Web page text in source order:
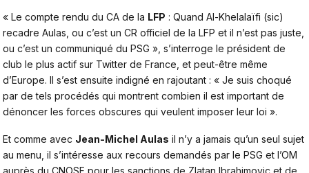
« Le compte rendu du CA de la LFP : Quand Al-Khelalaïfi (sic)
recadre Aulas, ou c’est un CR officiel de la LFP et il n’est pas juste,
ou c’est un communiqué du PSG », s’interroge le président de
club le plus actif sur Twitter de France, et peut-être même
d’Europe. Il s’est ensuite indigné en rajoutant : « Je suis choqué
par de tels procédés qui montrent combien il est important de
dénoncer les forces obscures qui veulent imposer leur loi ».
Et comme avec Jean-Michel Aulas il n’y a jamais qu’un seul sujet
au menu, il s’intéresse aux recours demandés par le PSG et l’OM